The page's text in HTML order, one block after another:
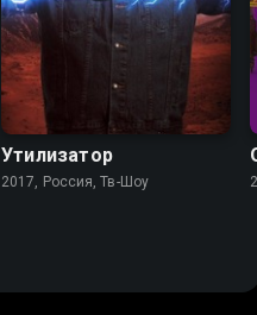
7.4
Утилизатор
2017, Россия, Тв-Шоу